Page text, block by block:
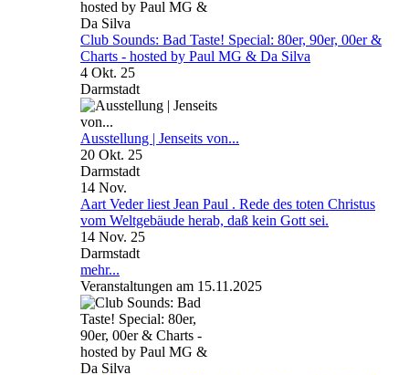
Club Sounds: Bad Taste! Special: 80er, 90er, 00er &
Charts - hosted by Paul MG & Da Silva
4 Okt. 25
Darmstadt
Ausstellung | Jenseits von...
20 Okt. 25
Darmstadt
14 Nov.
Aart Veder liest Jean Paul . Rede des toten Christus
vom Weltgebäude herab, daß kein Gott sei.
14 Nov. 25
Darmstadt
mehr...
Veranstaltungen am 15.11.2025